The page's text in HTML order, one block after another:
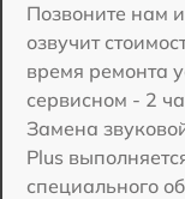
Позвоните нам
озвучит
время ремонта
сервисном - 2
Замена
Plus
специального